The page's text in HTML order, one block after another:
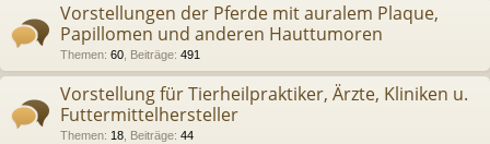
Vorstellungen der Pferde mit auralem Plaque,
Papillomen und anderen Hauttumoren
Themen: 60 Beiträge: 491
Vorstellung für Tierheilpraktiker, Ärzte, Kliniken u.
Futtermittelhersteller
Themen: 18 Beiträge: 44